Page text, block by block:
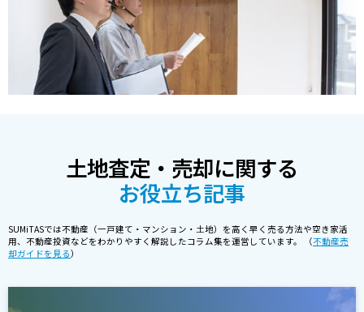
土地査定・売却に関する
お役立ち記事
SUMiTASでは不動産（一戸建て・マンション・土地）を高く早く売る方法や空き家活
用、不動産投資などをわかりやすく解説したコラム集を運営しています。 （不動産売
却ガイドを見る）